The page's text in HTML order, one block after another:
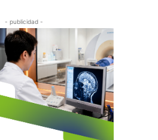
- publicidad -